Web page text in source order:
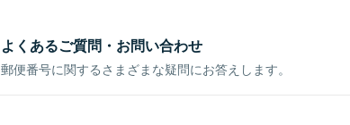
よくあるご質問・お問い合わせ
郵便番号に関するさまざまな疑問にお答えします。